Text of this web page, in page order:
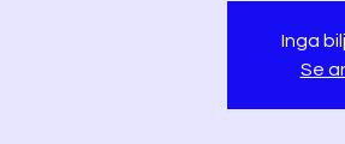
Inga
Se